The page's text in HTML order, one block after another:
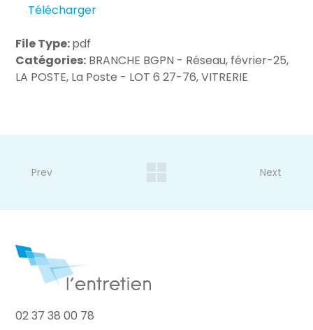
Télécharger
File Type:pdf
Catégories: BRANCHE BGPN - Réseau, février-25,
LA POSTE, La Poste - LOT 6 27-76, VITRERIE
Prev Next
02 37 38 00 78